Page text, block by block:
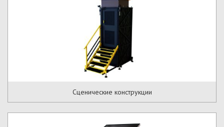
Сценические конструкции